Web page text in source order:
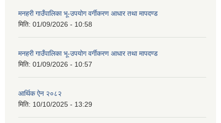
मनहरी गाउँपालिका भू-उपयोग वर्गीकरण आधार तथा मापदण्ड
मिति: 01/09/2026 - 10:58
मनहरी गाउँपालिका भू-उपयोग वर्गीकरण आधार तथा मापदण्ड
मिति: 01/09/2026 - 10:57
आर्थिक ऐन २०८२
मिति: 10/10/2025 - 13:29